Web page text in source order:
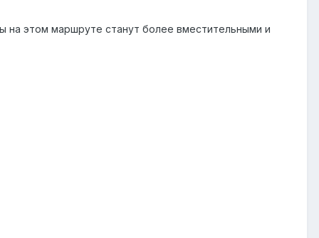
этом маршруте станут более вместительными и